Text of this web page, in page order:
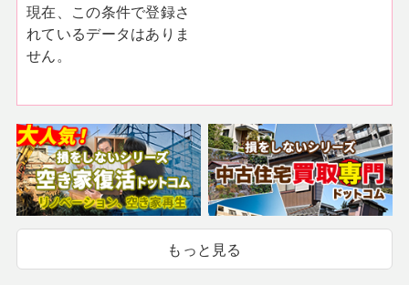
現在、この条件で登録さ
れているデータはありま
せん。
もっと見る